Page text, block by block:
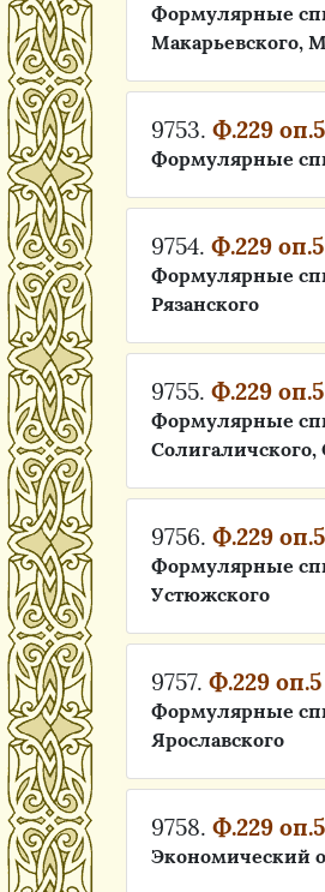
Формулярные
Макарьевского,
9753. Ф.229
Формулярные
9754. Ф.229
Формулярные
Рязанского
9755. Ф.229
Формулярные
Солигаличского,
9756. Ф.229
Формулярные
Устюжского
9757. Ф.229
Формулярные
Ярославского
9758. Ф.229
Экономический